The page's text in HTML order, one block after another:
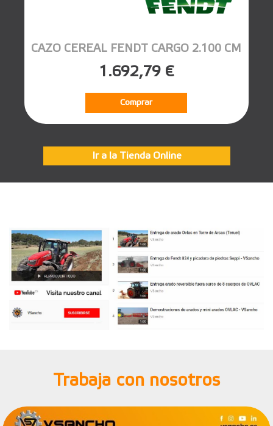
CAZO CEREAL FENDT CARGO 2.100 CM
1.692,79 €
Comprar
Ir a la Tienda Online
Trabaja con nosotros